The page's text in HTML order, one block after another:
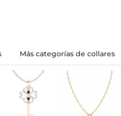
Más categorías de collares